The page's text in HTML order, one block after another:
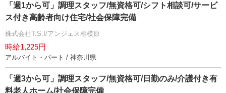
「週1から可」調理スタッフ/無資格可/シフト相談可/サービ
ス付き高齢者向け住宅/社会保障完備
株式会社T.S.I/アンジェス相模原
時給1,225円
アルバイト・パート / 神奈川県
「週3から可」調理スタッフ/無資格可/日勤のみ/介護付き有
料老人ホーム/社会保障完備